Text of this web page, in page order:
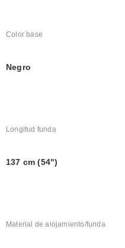
Color base
Negro
Longitud funda
137 cm (54")
Material de alojamiento/funda